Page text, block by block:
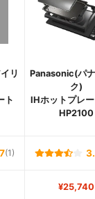
リ
ト
Panasonic(パ
ク)
IHホットプレ
HP2100
(1)
¥25,740